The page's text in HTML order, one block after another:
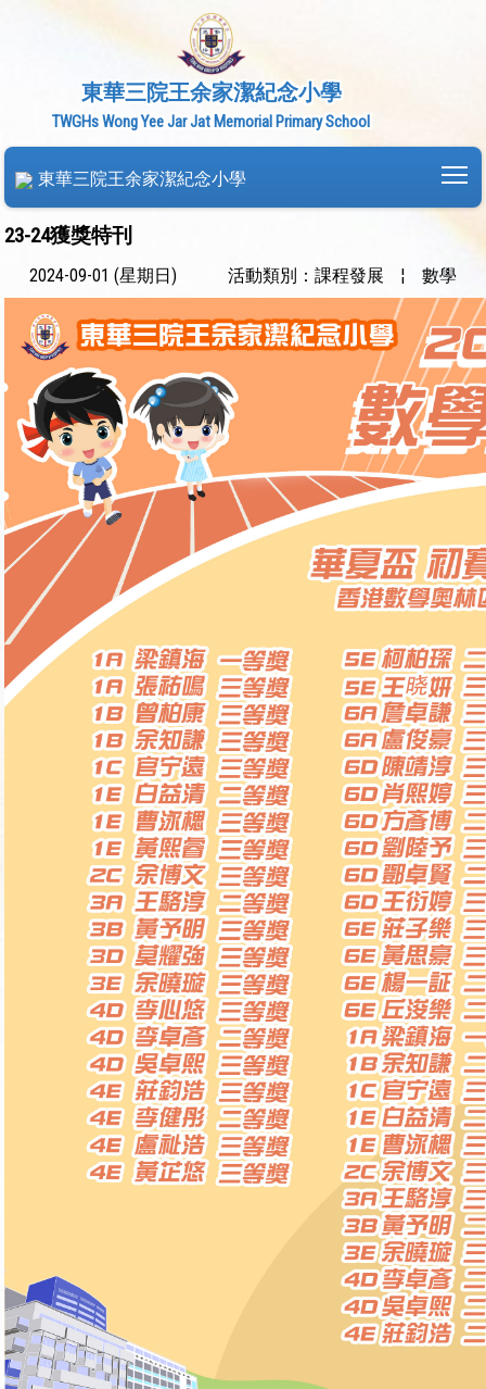
東華三院王余家潔紀念小學
TWGHs Wong Yee Jar Jat Memorial Primary School
東華三院王余家潔紀念小學
23-24獲獎特刊
2024-09-01 (星期日) 活動類別：課程發展 ¦ 數學